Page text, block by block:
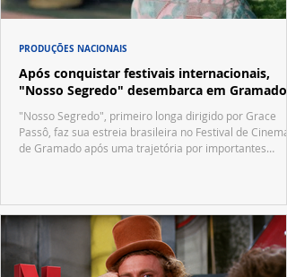
Após conquistar festivais internacionais,
"Nosso Segredo" desembarca em Gramado
"Nosso Segredo", primeiro longa dirigido por Grace
Passô, faz sua estreia brasileira no Festival de Cinema
de Gramado após uma trajetória por importantes
PRODUÇÕES NACIONAIS